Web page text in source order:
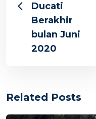
Ducati
Berakhir
bulan Juni
2020
Related Posts